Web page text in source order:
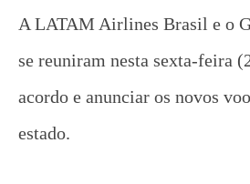
A LATAM Airlines Brasil e o
se reuniram nesta sexta-feira
acordo e anunciar os novos
estado.